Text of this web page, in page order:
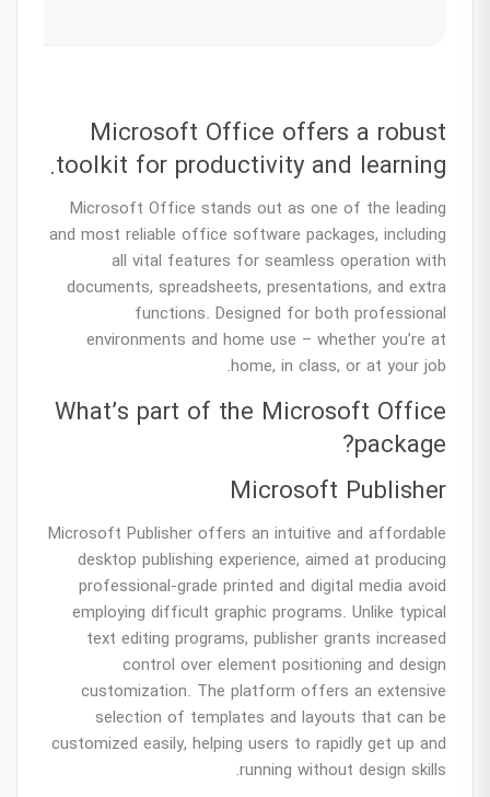
Microsoft Office offers a robust
toolkit for productivity and learning.
Microsoft Office stands out as one of the leading
and most reliable office software packages, including
all vital features for seamless operation with
documents, spreadsheets, presentations, and extra
functions. Designed for both professional
environments and home use – whether you’re at
home, in class, or at your job.
What’s part of the Microsoft Office
package?
Microsoft Publisher
Microsoft Publisher offers an intuitive and affordable
desktop publishing experience, aimed at producing
professional-grade printed and digital media avoid
employing difficult graphic programs. Unlike typical
text editing programs, publisher grants increased
control over element positioning and design
customization. The platform offers an extensive
selection of templates and layouts that can be
customized easily, helping users to rapidly get up and
running without design skills.